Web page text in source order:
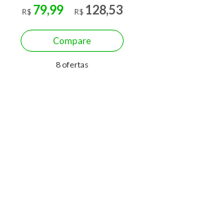
R$ 79,99
R$ 128,53
Compare
8 ofertas